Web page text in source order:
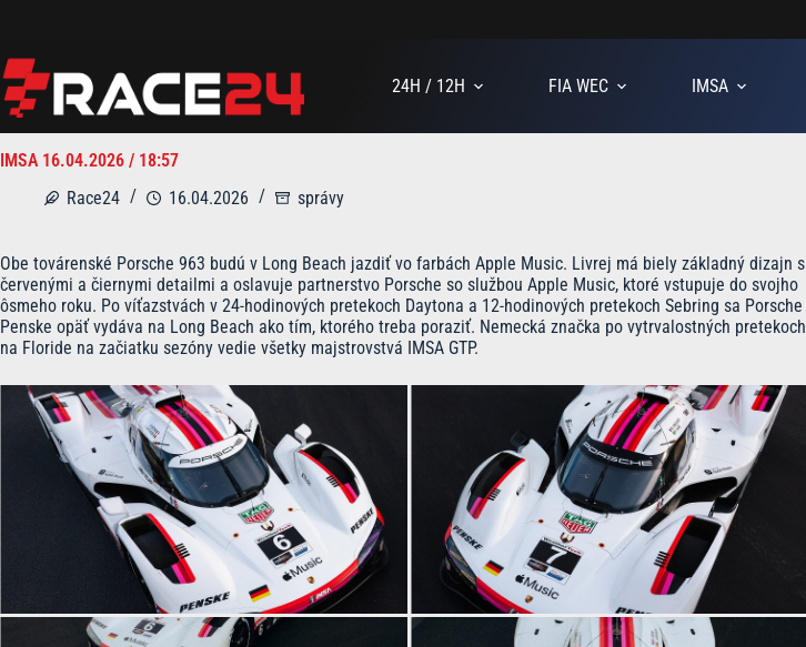
24H / 12H
FIA WEC IMSA
IMSA 16.04.2026 / 18:57
Race24
16.04.2026 správy
Obe továrenské Porsche 963 budú v Long Beach jazdiť vo farbách Apple Music. Livrej má biely základný dizajn s
červenými a čiernymi detailmi a oslavuje partnerstvo Porsche so službou Apple Music, ktoré vstupuje do svojho
ôsmeho roku. Po víťazstvách v 24-hodinových pretekoch Daytona a 12-hodinových pretekoch Sebring sa Porsche
Penske opäť vydáva na Long Beach ako tím, ktorého treba poraziť. Nemecká značka po vytrvalostných pretekoch
na Floride na začiatku sezóny vedie všetky majstrovstvá IMSA GTP.